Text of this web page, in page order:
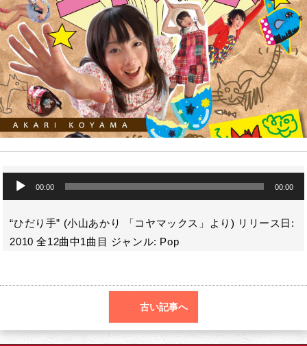
o
k
n
a
レ
ー
00:00 00:00
“ひだり手” (小山あかり 「コヤマックス」より) リリース日:
2010 全12曲中1曲目 ジャンル: Pop
古い記事へ